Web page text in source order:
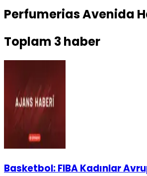
Perfumerias Avenida
Toplam 3haber
Basketbol: FIBA Kadınlar